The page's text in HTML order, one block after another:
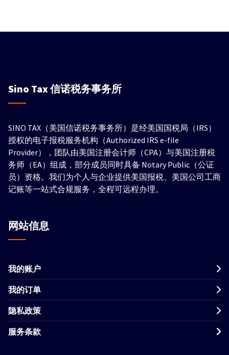
Sino Tax信诺税务事务所
SINO TAX（美国信诺税务事务所）是经美国国税局（IRS）
授权的电子报税服务机构（Authorized IRS e-file
Provider），团队由美国注册会计师（CPA）与美国注册税
务师（EA）组成，部分成员同时具备 Notary Public（公证
员）资格。我们为个人与企业提供美国报税、美国公司工商
记账等一站式合规服务，全程可远程办理。
网站信息
我的账户
我的订单
隐私政策
服务条款